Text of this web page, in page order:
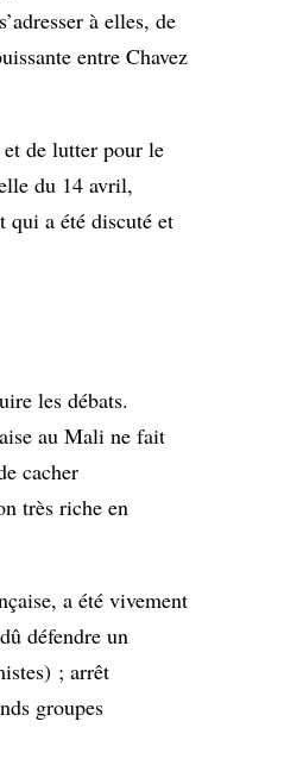
à elles, de
entre Chavez
et de lutter pour le
du 14 avril,
qui a été discuté et
les débats.
au Mali ne fait
cacher
très riche en
a été vivement
défendre un
; arrêt
groupes